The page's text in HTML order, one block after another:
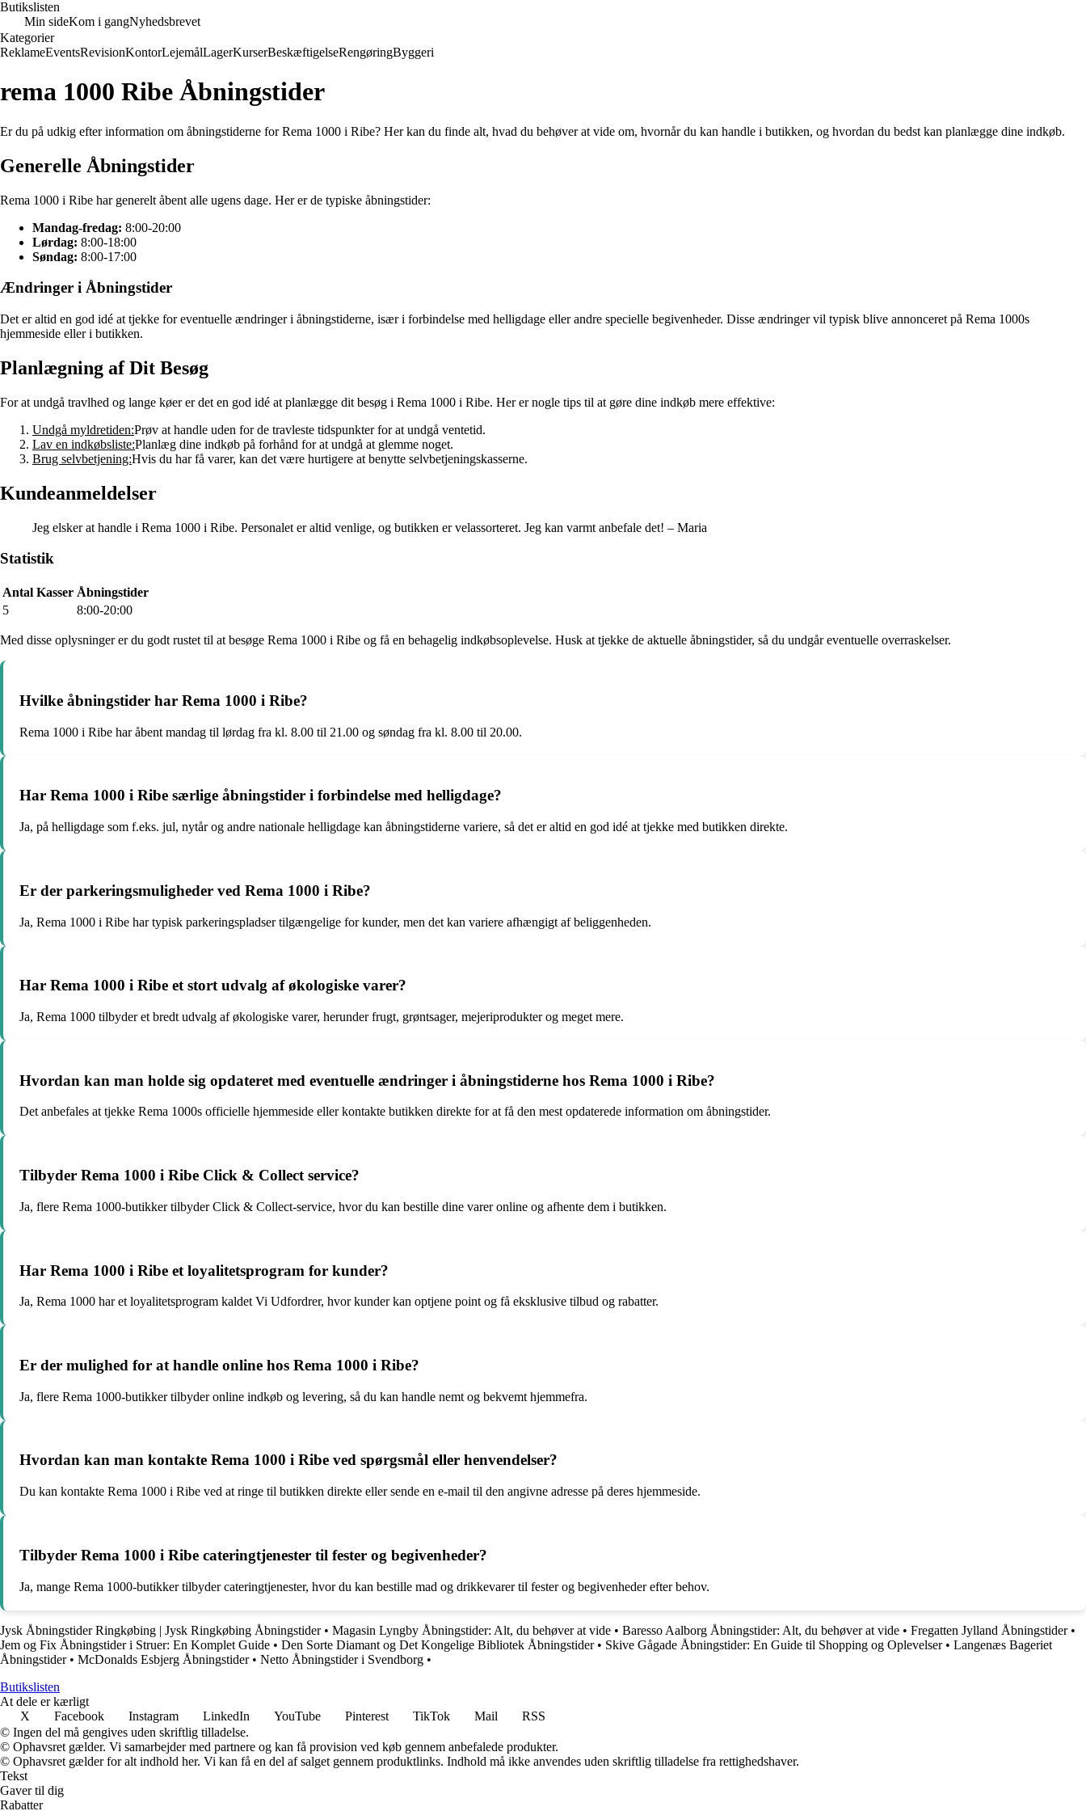
Butikslisten
Min sideKom i gangNyhedsbrevet
Kategorier
ReklameEventsRevisionKontorLejemålLagerKurserBeskæftigelseRengøringByggeri
rema 1000 Ribe Åbningstider
Er du på udkig efter information om åbningstiderne for Rema 1000 i Ribe? Her kan du finde alt, hvad du behøver at vide om, hvornår du kan handle i butikken, og hvordan du bedst kan planlægge dine indkøb.
Generelle Åbningstider
Rema 1000 i Ribe har generelt åbent alle ugens dage. Her er de typiske åbningstider:
Mandag-fredag: 8:00-20:00
Lørdag: 8:00-18:00
Søndag: 8:00-17:00
Ændringer i Åbningstider
Det er altid en god idé at tjekke for eventuelle ændringer i åbningstiderne, især i forbindelse med helligdage eller andre specielle begivenheder. Disse ændringer vil typisk blive annonceret på Rema 1000s
hjemmeside eller i butikken.
Planlægning af Dit Besøg
For at undgå travlhed og lange køer er det en god idé at planlægge dit besøg i Rema 1000 i Ribe. Her er nogle tips til at gøre dine indkøb mere effektive:
Undgå myldretiden:Prøv at handle uden for de travleste tidspunkter for at undgå ventetid.
Lav en indkøbsliste:Planlæg dine indkøb på forhånd for at undgå at glemme noget.
Brug selvbetjening:Hvis du har få varer, kan det være hurtigere at benytte selvbetjeningskasserne.
Kundeanmeldelser
Jeg elsker at handle i Rema 1000 i Ribe. Personalet er altid venlige, og butikken er velassorteret. Jeg kan varmt anbefale det! – Maria
Statistik
Antal Kasser Åbningstider
5
8:00-20:00
Med disse oplysninger er du godt rustet til at besøge Rema 1000 i Ribe og få en behagelig indkøbsoplevelse. Husk at tjekke de aktuelle åbningstider, så du undgår eventuelle overraskelser.
Hvilke åbningstider har Rema 1000 i Ribe?
Rema 1000 i Ribe har åbent mandag til lørdag fra kl. 8.00 til 21.00 og søndag fra kl. 8.00 til 20.00.
Har Rema 1000 i Ribe særlige åbningstider i forbindelse med helligdage?
Ja, på helligdage som f.eks. jul, nytår og andre nationale helligdage kan åbningstiderne variere, så det er altid en god idé at tjekke med butikken direkte.
Er der parkeringsmuligheder ved Rema 1000 i Ribe?
Ja, Rema 1000 i Ribe har typisk parkeringspladser tilgængelige for kunder, men det kan variere afhængigt af beliggenheden.
Har Rema 1000 i Ribe et stort udvalg af økologiske varer?
Ja, Rema 1000 tilbyder et bredt udvalg af økologiske varer, herunder frugt, grøntsager, mejeriprodukter og meget mere.
Hvordan kan man holde sig opdateret med eventuelle ændringer i åbningstiderne hos Rema 1000 i Ribe?
Det anbefales at tjekke Rema 1000s officielle hjemmeside eller kontakte butikken direkte for at få den mest opdaterede information om åbningstider.
Tilbyder Rema 1000 i Ribe Click & Collect service?
Ja, flere Rema 1000-butikker tilbyder Click & Collect-service, hvor du kan bestille dine varer online og afhente dem i butikken.
Har Rema 1000 i Ribe et loyalitetsprogram for kunder?
Ja, Rema 1000 har et loyalitetsprogram kaldet Vi Udfordrer, hvor kunder kan optjene point og få eksklusive tilbud og rabatter.
Er der mulighed for at handle online hos Rema 1000 i Ribe?
Ja, flere Rema 1000-butikker tilbyder online indkøb og levering, så du kan handle nemt og bekvemt hjemmefra.
Hvordan kan man kontakte Rema 1000 i Ribe ved spørgsmål eller henvendelser?
Du kan kontakte Rema 1000 i Ribe ved at ringe til butikken direkte eller sende en e-mail til den angivne adresse på deres hjemmeside.
Tilbyder Rema 1000 i Ribe cateringtjenester til fester og begivenheder?
Ja, mange Rema 1000-butikker tilbyder cateringtjenester, hvor du kan bestille mad og drikkevarer til fester og begivenheder efter behov.
Jysk Åbningstider Ringkøbing | Jysk Ringkøbing Åbningstider• Magasin Lyngby Åbningstider: Alt, du behøver at vide • Baresso Aalborg Åbningstider: Alt, du behøver at vide • Fregatten Jylland Åbningstider•
Jem og Fix Åbningstider i Struer: En Komplet Guide • Den Sorte Diamant og Det Kongelige Bibliotek Åbningstider• Skive Gågade Åbningstider: En Guide til Shopping og Oplevelser• Langenæs Bageriet
Åbningstider• McDonalds Esbjerg Åbningstider• Netto Åbningstider i Svendborg •
Butikslisten
At dele er kærligt
X
Facebook Instagram LinkedIn YouTube Pinterest TikTok Mail
RSS
© Ingen del må gengives uden skriftlig tilladelse.
© Ophavsret gælder. Vi samarbejder med partnere og kan få provision ved køb gennem anbefalede produkter.
© Ophavsret gælder for alt indhold her. Vi kan få en del af salget gennem produktlinks. Indhold må ikke anvendes uden skriftlig tilladelse fra rettighedshaver.
Tekst
Gaver til dig
Rabatter